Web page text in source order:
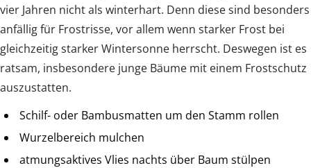
vier Jahren nicht als winterhart. Denn diese sind besonders
anfällig für Frostrisse, vor allem wenn starker Frost bei
gleichzeitig starker Wintersonne herrscht. Deswegen ist es
ratsam, insbesondere junge Bäume mit einem Frostschutz
auszustatten.
Schilf- oder Bambusmatten um den Stamm rollen
Wurzelbereich mulchen
atmungsaktives Vlies nachts über Baum stülpen